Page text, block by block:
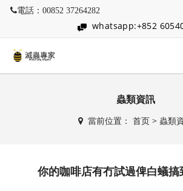
電話：00852 37264282
whatsapp:+852
蟲類資訊
當前位置： 首页> 蟲類
你的咖啡店有冇試過俾白蟻搞